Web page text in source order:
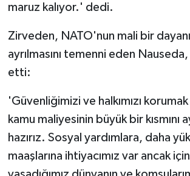
maruz kalıyor.' dedi.
Zirveden, NATO'nun mali bir
ayrılmasını temenni eden
etti:
'Güvenliğimizi ve halkımızı
kamu maliyesinin büyük bir kısmını
hazırız. Sosyal yardımlara, daha
maaşlarına ihtiyacımız var ancak